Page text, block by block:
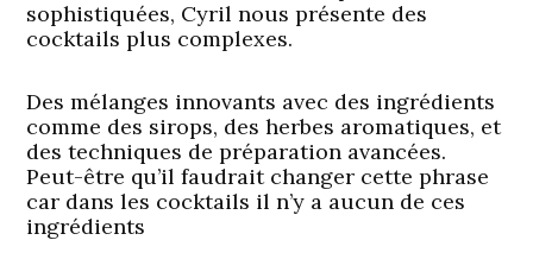
sophistiquées, Cyril nous présente des
cocktails plus complexes.
Des mélanges innovants avec des ingrédients
comme des sirops, des herbes aromatiques, et
des techniques de préparation avancées.
Peut-être qu’il faudrait changer cette phrase
car dans les cocktails il n’y a aucun de ces
ingrédients